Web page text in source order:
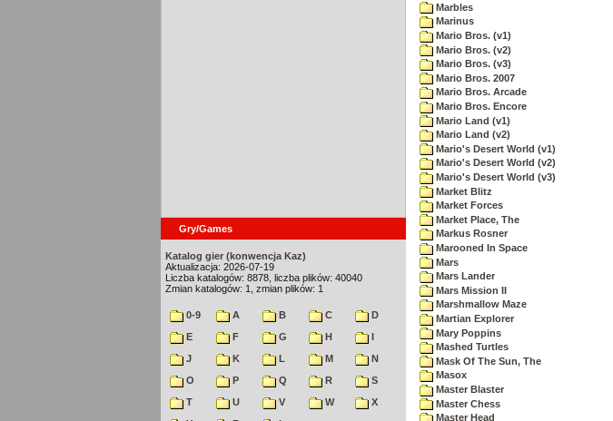
Gry/Games
Katalog gier (konwencja Kaz)
Aktualizacja: 2026-07-19
Liczba katalogów: 8878, liczba plików: 40040
Zmian katalogów: 1, zmian plików: 1
0-9 A B C
D
E
F G H
I
J
K L M
N
O
P Q R
S
T
U V W
X
Marbles
Marinus
Mario Bros. (v1)
Mario Bros. (v2)
Mario Bros. (v3)
Mario Bros. 2007
Mario Bros. Arcade
Mario Bros. Encore
Mario Land (v1)
Mario Land (v2)
Mario's Desert World (v1)
Mario's Desert World (v2)
Mario's Desert World (v3)
Market Blitz
Market Forces
Market Place, The
Markus Rosner
Marooned In Space
Mars
Mars Lander
Mars Mission II
Marshmallow Maze
Martian Explorer
Mary Poppins
Mashed Turtles
Mask Of The Sun, The
Masox
Master Blaster
Master Chess
Master Head